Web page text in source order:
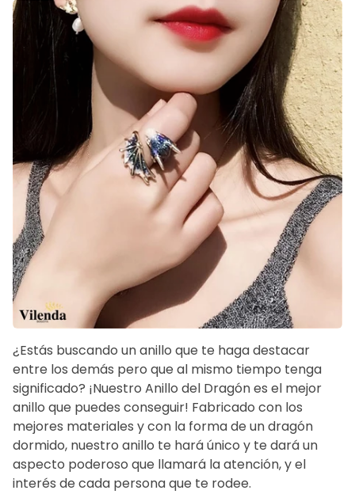
¿Estás buscando un anillo que te haga destacar
entre los demás pero que al mismo tiempo tenga
significado? ¡Nuestro Anillo del Dragón es el mejor
anillo que puedes conseguir! Fabricado con los
mejores materiales y con la forma de un dragón
dormido, nuestro anillo te hará único y te dará un
aspecto poderoso que llamará la atención, y el
interés de cada persona que te rodee.